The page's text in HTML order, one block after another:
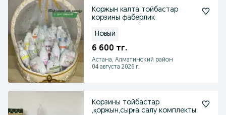
Коржын калта тойбастар
корзины фаберлик
Новый
6 600 тг.
Астана, Алматинский район
04 августа 2026 г.
Корзины тойбастар
,қоржын,сырға салу комплекты